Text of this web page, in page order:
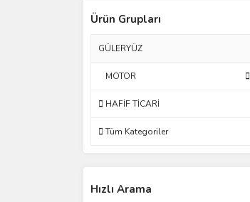
Ürün Grupları
GÜLERYÜZ
MOTOR
HAFİF TİCARİ
Tüm Kategoriler
Hızlı Arama